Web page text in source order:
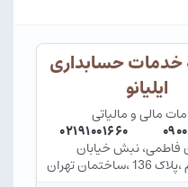
حسابداری
ایلیانو
مالی و مالیاتی
۰۲۱۹۱۰۰۱۶۶۰
فاطمی، نبش خیابان
شیخلرششم ،پلاک 136 ،ساختمان تهران